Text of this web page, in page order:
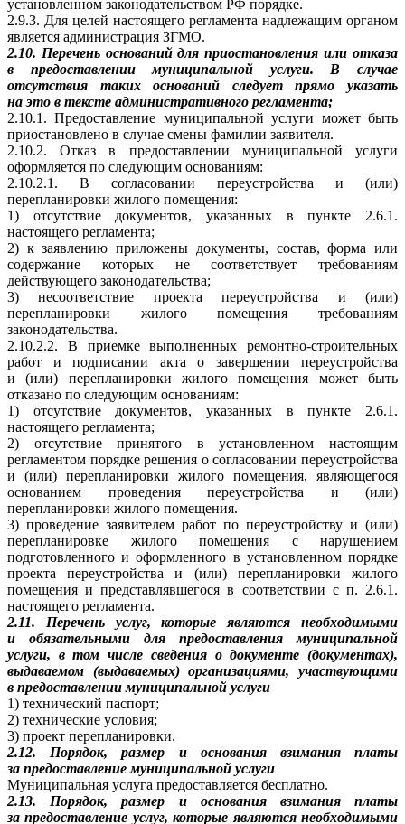
установленном законодательством РФ порядке.
2.9.3. Для целей настоящего регламента надлежащим органом
является администрация ЗГМО.
2.10. Перечень оснований для приостановления или отказа
в предоставлении муниципальной услуги. В случае
отсутствия таких оснований следует прямо указать
на это в тексте административного регламента;
2.10.1. Предоставление муниципальной услуги может быть
приостановлено в случае смены фамилии заявителя.
2.10.2. Отказ в предоставлении муниципальной услуги
оформляется по следующим основаниям:
2.10.2.1. В согласовании переустройства и (или)
перепланировки жилого помещения:
1) отсутствие документов, указанных в пункте 2.6.1.
настоящего регламента;
2) к заявлению приложены документы, состав, форма или
содержание которых не соответствует требованиям
действующего законодательства;
3) несоответствие проекта переустройства и (или)
перепланировки жилого помещения требованиям
законодательства.
2.10.2.2. В приемке выполненных ремонтно-строительных
работ и подписании акта о завершении переустройства
и (или) перепланировки жилого помещения может быть
отказано по следующим основаниям:
1) отсутствие документов, указанных в пункте 2.6.1.
настоящего регламента;
2) отсутствие принятого в установленном настоящим
регламентом порядке решения о согласовании переустройства
и (или) перепланировки жилого помещения, являющегося
основанием проведения переустройства и (или)
перепланировки жилого помещения.
3) проведение заявителем работ по переустройству и (или)
перепланировке жилого помещения с нарушением
подготовленного и оформленного в установленном порядке
проекта переустройства и (или) перепланировки жилого
помещения и представлявшегося в соответствии с п. 2.6.1.
настоящего регламента.
2.11. Перечень услуг, которые являются необходимыми
и обязательными для предоставления муниципальной
услуги, в том числе сведения о документе (документах),
выдаваемом (выдаваемых) организациями, участвующими
в предоставлении муниципальной услуги
1) технический паспорт;
2) технические условия;
3) проект перепланировки.
2.12. Порядок, размер и основания взимания платы
за предоставление муниципальной услуги
Муниципальная услуга предоставляется бесплатно.
2.13. Порядок, размер и основания взимания платы
за предоставление услуг, которые являются необходимыми